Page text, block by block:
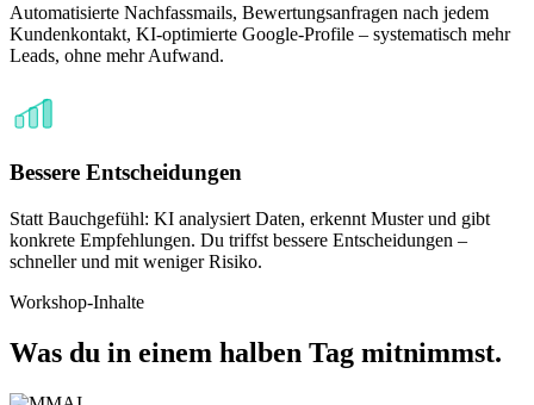
Automatisierte Nachfassmails, Bewertungsanfragen nach jedem
Kundenkontakt, KI-optimierte Google-Profile – systematisch mehr
Leads, ohne mehr Aufwand.
Bessere Entscheidungen
Statt Bauchgefühl: KI analysiert Daten, erkennt Muster und gibt
konkrete Empfehlungen. Du triffst bessere Entscheidungen –
schneller und mit weniger Risiko.
Workshop-Inhalte
Was du in einem halben Tag mitnimmst.